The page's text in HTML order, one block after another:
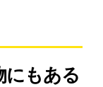
にもある